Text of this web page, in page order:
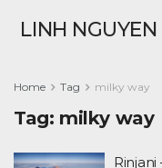
LINH NGUYEN
Home Tag milky way
Tag: milky way